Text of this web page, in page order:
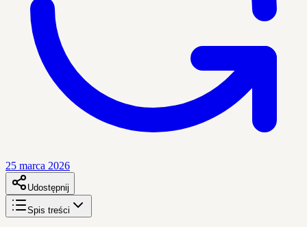
25 marca 2026
Udostępnij
Spis treści